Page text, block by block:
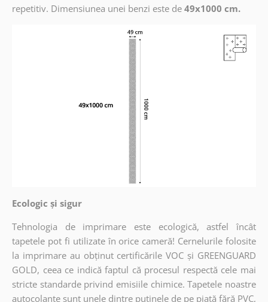
repetitiv. Dimensiunea unei benzi este de 49x1000 cm.
Ecologic și sigur
Tehnologia de imprimare este ecologică, astfel încât
tapetele pot fi utilizate în orice cameră! Cernelurile folosite
la imprimare au obținut certificările VOC și GREENGUARD
GOLD, ceea ce indică faptul că procesul respectă cele mai
stricte standarde privind emisiile chimice. Tapetele noastre
autocolante sunt unele dintre puținele de pe piață fără PVC,